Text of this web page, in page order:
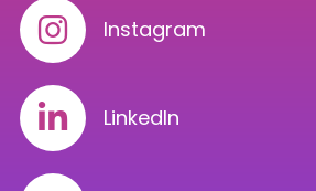
Instagram
LinkedIn